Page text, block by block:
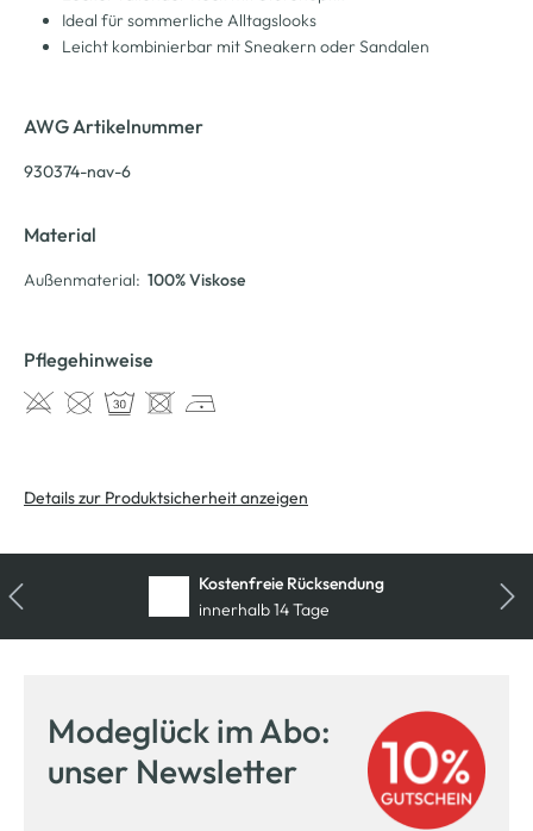
Ideal für sommerliche Alltagslooks
Leicht kombinierbar mit Sneakern oder Sandalen
AWG Artikelnummer
930374-nav-6
Material
Außenmaterial: 100% Viskose
Pflegehinweise
Details zur Produktsicherheit anzeigen
Kostenfreie Rücksendung
innerhalb 14 Tage
Modeglück im Abo:
unser Newsletter